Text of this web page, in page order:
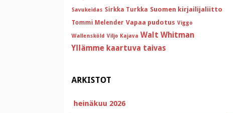
Savukeidas Sirkka Turkka Suomen kirjailijaliitto
Tommi Melender Vapaa pudotus Viggo
Wallensköld Viljo Kajava Walt Whitman
Yllämme kaartuva taivas
ARKISTOT
heinäkuu 2026